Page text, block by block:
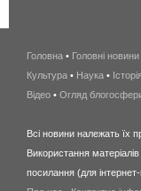
Головна • Головні новини
Культура • Наука • Історія
Відео • Огляд
Всі новини належать їх
Використання
посилання (для